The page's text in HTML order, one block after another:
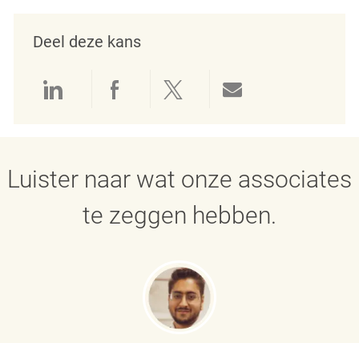
Deel deze kans
Delen via LinkedIn
Delen via Facebook
Delen via twitter
Luister naar wat onze associates
te zeggen hebben.